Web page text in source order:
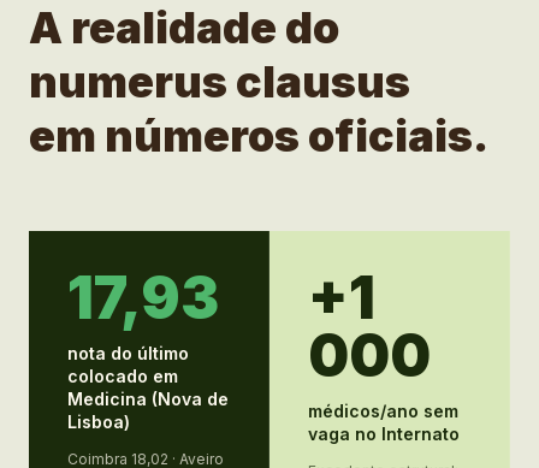
A realidade do
numerus clausus
em números oficiais.
17,93
nota do último
colocado em
Medicina (Nova de
Lisboa)
Coimbra 18,02 · Aveiro
+1
000
médicos/ano sem
vaga no Internato